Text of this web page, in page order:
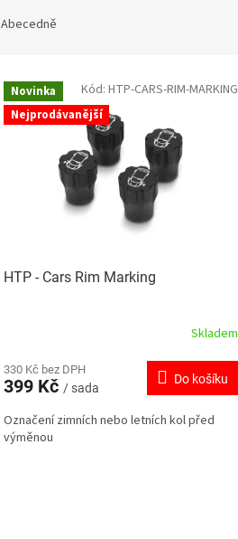
Abecedně
Novinka
Nejprodávanější
HTP - Cars Rim Marking
Skladem
330 Kč bez DPH
399 Kč / sada
Do košíku
Označení zimních nebo letních kol před
výměnou
Kód: HTP-CARS-RIM-MARKING